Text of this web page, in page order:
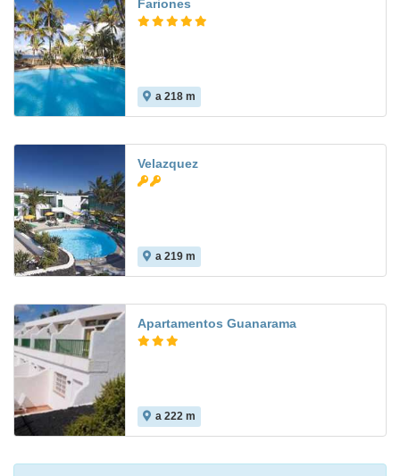
Fariones
a 218 m
Velazquez
a 219 m
Apartamentos Guanarama
a 222 m